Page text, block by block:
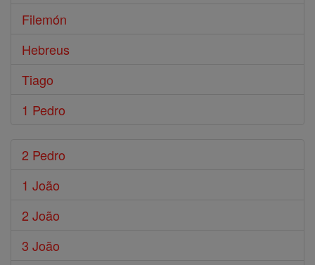
Filemón
Hebreus
Tiago
1 Pedro
2 Pedro
1 João
2 João
3 João